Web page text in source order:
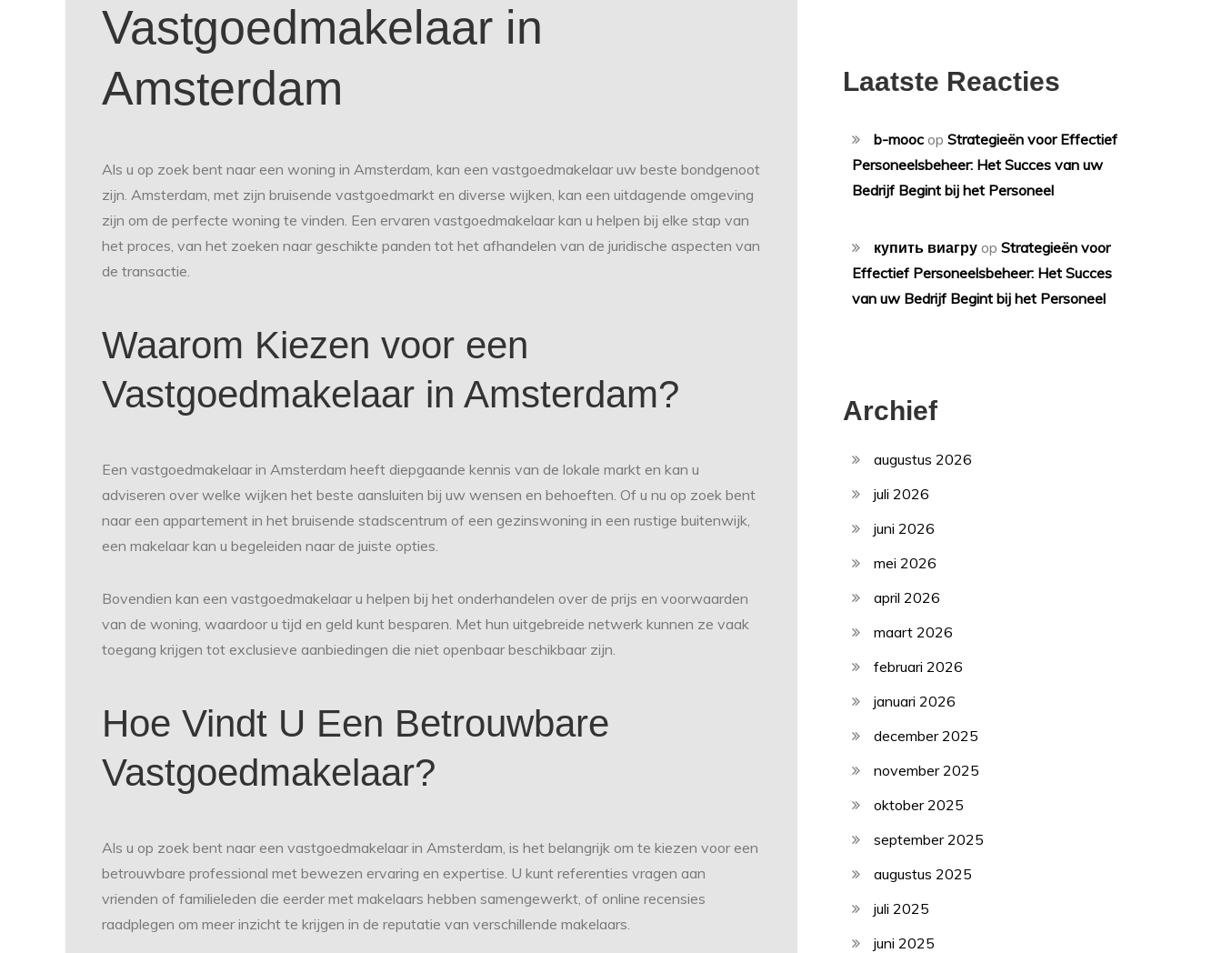
Vastgoedmakelaar in
Amsterdam
Als u op zoek bent naar een woning in Amsterdam, kan een vastgoedmakelaar uw beste bondgenoot
zijn. Amsterdam, met zijn bruisende vastgoedmarkt en diverse wijken, kan een uitdagende omgeving
zijn om de perfecte woning te vinden. Een ervaren vastgoedmakelaar kan u helpen bij elke stap van
het proces, van het zoeken naar geschikte panden tot het afhandelen van de juridische aspecten van
de transactie.
Waarom Kiezen voor een
Vastgoedmakelaar in Amsterdam?
Een vastgoedmakelaar in Amsterdam heeft diepgaande kennis van de lokale markt en kan u
adviseren over welke wijken het beste aansluiten bij uw wensen en behoeften. Of u nu op zoek bent
naar een appartement in het bruisende stadscentrum of een gezinswoning in een rustige buitenwijk,
een makelaar kan u begeleiden naar de juiste opties.
Bovendien kan een vastgoedmakelaar u helpen bij het onderhandelen over de prijs en voorwaarden
van de woning, waardoor u tijd en geld kunt besparen. Met hun uitgebreide netwerk kunnen ze vaak
toegang krijgen tot exclusieve aanbiedingen die niet openbaar beschikbaar zijn.
Hoe Vindt U Een Betrouwbare
Vastgoedmakelaar?
Als u op zoek bent naar een vastgoedmakelaar in Amsterdam, is het belangrijk om te kiezen voor een
betrouwbare professional met bewezen ervaring en expertise. U kunt referenties vragen aan
vrienden of familieleden die eerder met makelaars hebben samengewerkt, of online recensies
raadplegen om meer inzicht te krijgen in de reputatie van verschillende makelaars.
Laatste Reacties
b-mooc op Strategieën voor Effectief
Personeelsbeheer: Het Succes van uw
Bedrijf Begint bij het Personeel
купить виагру op Strategieën voor
Effectief Personeelsbeheer: Het Succes
van uw Bedrijf Begint bij het Personeel
Archief
augustus 2026
juli 2026
juni 2026
mei 2026
april 2026
maart 2026
februari 2026
januari 2026
december 2025
november 2025
oktober 2025
september 2025
augustus 2025
juli 2025
juni 2025